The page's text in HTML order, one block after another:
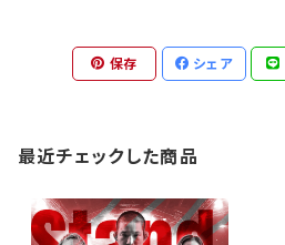
保存 シェア
最近チェックした商品